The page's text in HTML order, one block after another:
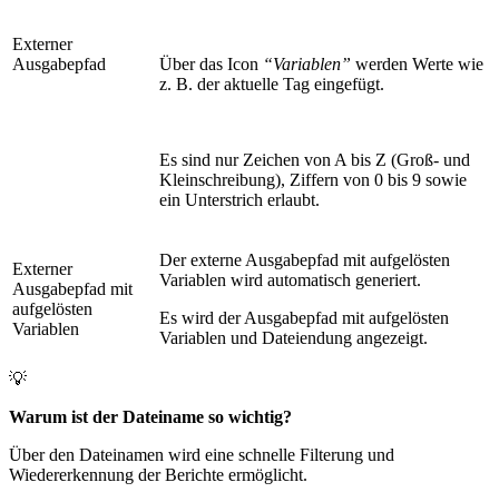
Externer
Ausgabepfad
Über das Icon “Variablen” werden Werte wie
z. B. der aktuelle Tag eingefügt.
Es sind nur Zeichen von A bis Z (Groß- und
Kleinschreibung), Ziffern von 0 bis 9 sowie
ein Unterstrich erlaubt.
Externer
Ausgabepfad mit
aufgelösten
Variablen
Der externe Ausgabepfad mit aufgelösten
Variablen wird automatisch generiert.
Es wird der Ausgabepfad mit aufgelösten
Variablen und Dateiendung angezeigt.
💡
Warum ist der Dateiname so wichtig?
Über den Dateinamen wird eine schnelle Filterung und
Wiedererkennung der Berichte ermöglicht.